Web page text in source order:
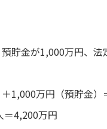
貯金が1,000万円、法
1,000万円（預貯金）
4,200万円